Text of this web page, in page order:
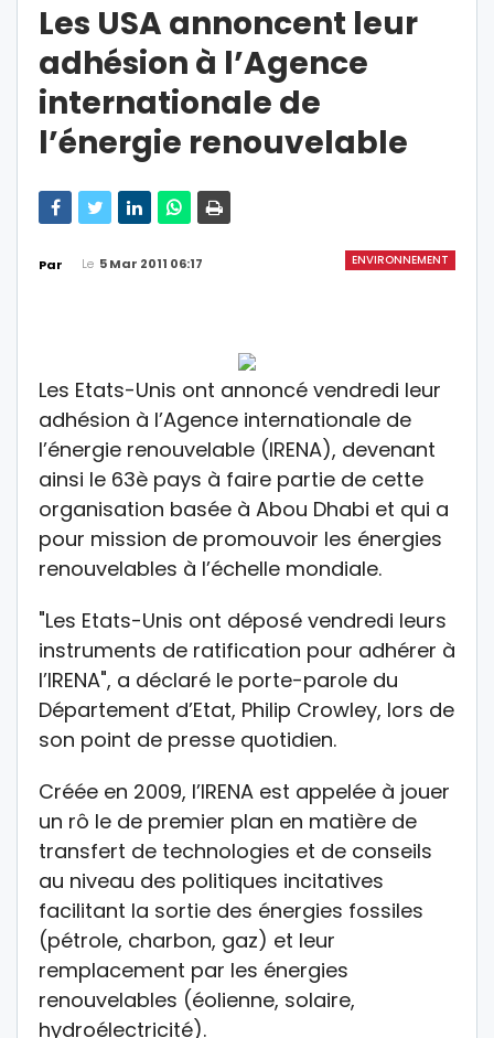
Les USA annoncent leur
adhésion à l’Agence
internationale de
l’énergie renouvelable
ENVIRONNEMENT
Par Le 5 Mar 2011 06:17
Les Etats-Unis ont annoncé vendredi leur
adhésion à l’Agence internationale de
l’énergie renouvelable (IRENA), devenant
ainsi le 63è pays à faire partie de cette
organisation basée à Abou Dhabi et qui a
pour mission de promouvoir les énergies
renouvelables à l’échelle mondiale.
"Les Etats-Unis ont déposé vendredi leurs
instruments de ratification pour adhérer à
l’IRENA", a déclaré le porte-parole du
Département d’Etat, Philip Crowley, lors de
son point de presse quotidien.
Créée en 2009, l’IRENA est appelée à jouer
un rô le de premier plan en matière de
transfert de technologies et de conseils
au niveau des politiques incitatives
facilitant la sortie des énergies fossiles
(pétrole, charbon, gaz) et leur
remplacement par les énergies
renouvelables (éolienne, solaire,
hydroélectricité).